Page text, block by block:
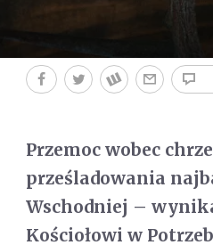
Przemoc wobec
prześladowania
Wschodniej –
Kościołowi w